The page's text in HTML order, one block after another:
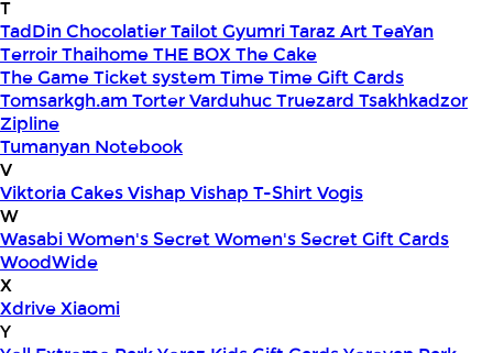
T
TadDin ChocolatierTailot GyumriTaraz ArtTeaYan
TerroirThaihomeTHE BOXThe Cake
The GameTicket system TimeTime Gift Cards
Tomsarkgh.am Torter VarduhucTruezard Tsakhkadzor
Zipline
Tumanyan Notebook
V
Viktoria CakesVishap Vishap T-ShirtVogis
W
WasabiWomen's SecretWomen's Secret Gift Cards
WoodWide
X
XdriveXiaomi
Y